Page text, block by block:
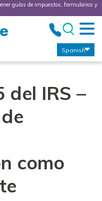
guías de impuestos, formularios y
Spanish
del IRS –
como